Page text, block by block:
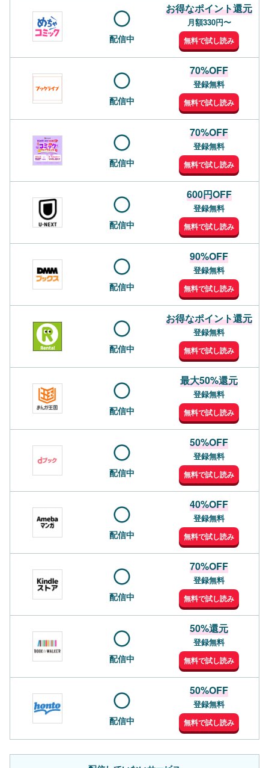
配信中
お得なポイント還元
月額330円〜
無料で試し読み
配信中
70%OFF
登録無料
無料で試し読み
配信中
70%OFF
登録無料
無料で試し読み
配信中
600円OFF
登録無料
無料で試し読み
配信中
90%OFF
登録無料
無料で試し読み
配信中
お得なポイント還元
登録無料
無料で試し読み
配信中
最大50%還元
登録無料
無料で試し読み
配信中
50%OFF
登録無料
無料で試し読み
配信中
40%OFF
登録無料
無料で試し読み
配信中
70%OFF
登録無料
無料で試し読み
配信中
50%還元
登録無料
無料で試し読み
配信中
50%OFF
登録無料
無料で試し読み